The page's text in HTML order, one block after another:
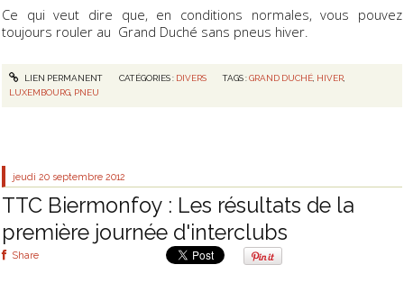
Ce qui veut dire que, en conditions normales, vous pouvez
toujours rouler au Grand Duché sans pneus hiver.
LIEN PERMANENT CATÉGORIES : DIVERS TAGS :GRAND DUCHÉ, HIVER,
LUXEMBOURG, PNEU
jeudi 20 septembre 2012
TTC Biermonfoy : Les résultats de la
première journée d'interclubs
Share